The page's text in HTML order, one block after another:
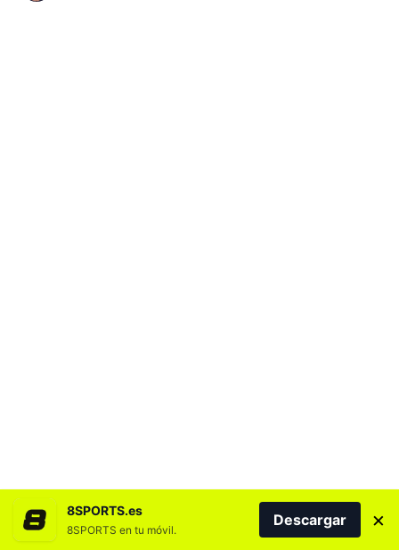
MÁS NOTICIAS DEL DEPORTE CANARIO
8SPORTS.es
8SPORTS en tu móvil.
Descargar ×